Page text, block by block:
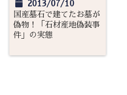
2013/07/10
国産墓石で建てたお墓が
偽物！「石材産地偽装事
件」の実態